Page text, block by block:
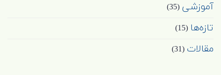
آموزشی (35)
تازه‌ها (15)
مقالات (31)